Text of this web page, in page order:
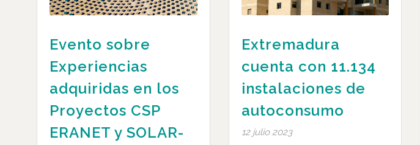
Evento sobre
Experiencias
adquiridas en los
Proyectos CSP
ERANET y SOLAR-
Extremadura
cuenta con 11.134
instalaciones de
autoconsumo
12 julio 2023